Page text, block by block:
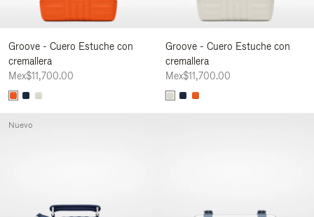
Groove - Cuero Estuche con
cremallera
Mex$11,700.00
Groove - Cuero Estuche con
cremallera
Mex$11,700.00
Nuevo